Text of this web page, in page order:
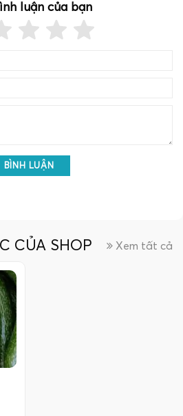
luận của bạn
BÌNH LUẬN
CỦA SHOP Xem tất cả